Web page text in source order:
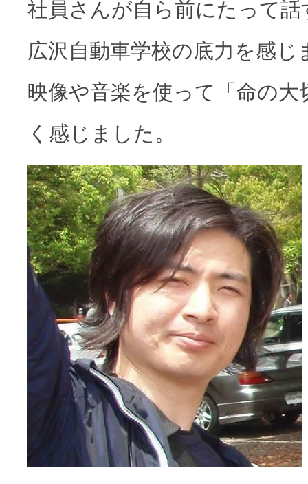
社員さんが自ら前にたって話
広沢自動車学校の底力を感じ
映像や音楽を使って「命の
く感じました。